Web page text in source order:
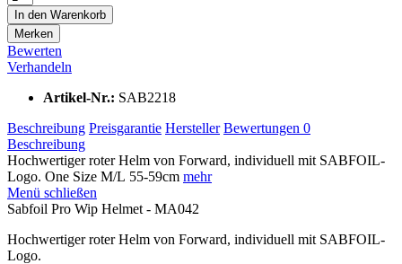
In den Warenkorb
Merken
Bewerten
Verhandeln
Artikel-Nr.: SAB2218
Beschreibung Preisgarantie Hersteller Bewertungen 0
Beschreibung
Hochwertiger roter Helm von Forward, individuell mit SABFOIL-
Logo. One Size M/L 55-59cm mehr
Menü schließen
Sabfoil Pro Wip Helmet - MA042
Hochwertiger roter Helm von Forward, individuell mit SABFOIL-
Logo.